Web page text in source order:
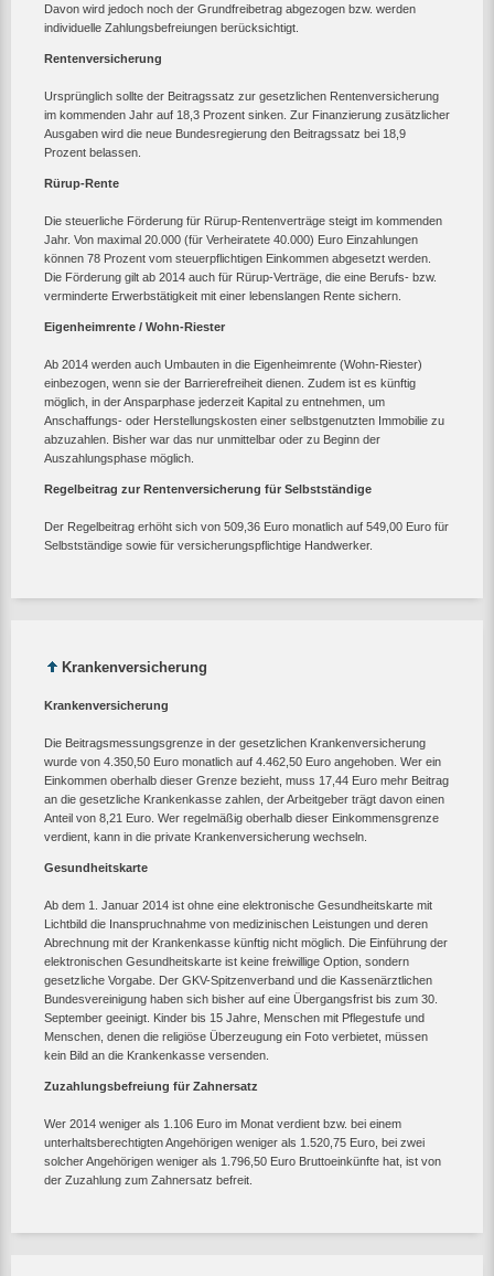
Davon wird jedoch noch der Grundfreibetrag abgezogen bzw. werden
individuelle Zahlungsbefreiungen berücksichtigt.
Rentenversicherung
Ursprünglich sollte der Beitragssatz zur gesetzlichen Rentenversicherung
im kommenden Jahr auf 18,3 Prozent sinken. Zur Finanzierung zusätzlicher
Ausgaben wird die neue Bundesregierung den Beitragssatz bei 18,9
Prozent belassen.
Rürup-Rente
Die steuerliche Förderung für Rürup-Rentenverträge steigt im kommenden
Jahr. Von maximal 20.000 (für Verheiratete 40.000) Euro Einzahlungen
können 78 Prozent vom steuerpflichtigen Einkommen abgesetzt werden.
Die Förderung gilt ab 2014 auch für Rürup-Verträge, die eine Berufs- bzw.
verminderte Erwerbstätigkeit mit einer lebenslangen Rente sichern.
Eigenheimrente / Wohn-Riester
Ab 2014 werden auch Umbauten in die Eigenheimrente (Wohn-Riester)
einbezogen, wenn sie der Barrierefreiheit dienen. Zudem ist es künftig
möglich, in der Ansparphase jederzeit Kapital zu entnehmen, um
Anschaffungs- oder Herstellungskosten einer selbstgenutzten Immobilie zu
abzuzahlen. Bisher war das nur unmittelbar oder zu Beginn der
Auszahlungsphase möglich.
Regelbeitrag zur Rentenversicherung für Selbstständige
Der Regelbeitrag erhöht sich von 509,36 Euro monatlich auf 549,00 Euro für
Selbstständige sowie für versicherungspflichtige Handwerker.
Krankenversicherung
Krankenversicherung
Die Beitragsmessungsgrenze in der gesetzlichen Krankenversicherung
wurde von 4.350,50 Euro monatlich auf 4.462,50 Euro angehoben. Wer ein
Einkommen oberhalb dieser Grenze bezieht, muss 17,44 Euro mehr Beitrag
an die gesetzliche Krankenkasse zahlen, der Arbeitgeber trägt davon einen
Anteil von 8,21 Euro. Wer regelmäßig oberhalb dieser Einkommensgrenze
verdient, kann in die private Krankenversicherung wechseln.
Gesundheitskarte
Ab dem 1. Januar 2014 ist ohne eine elektronische Gesundheitskarte mit
Lichtbild die Inanspruchnahme von medizinischen Leistungen und deren
Abrechnung mit der Krankenkasse künftig nicht möglich. Die Einführung der
elektronischen Gesundheitskarte ist keine freiwillige Option, sondern
gesetzliche Vorgabe. Der GKV-Spitzenverband und die Kassenärztlichen
Bundesvereinigung haben sich bisher auf eine Übergangsfrist bis zum 30.
September geeinigt. Kinder bis 15 Jahre, Menschen mit Pflegestufe und
Menschen, denen die religiöse Überzeugung ein Foto verbietet, müssen
kein Bild an die Krankenkasse versenden.
Zuzahlungsbefreiung für Zahnersatz
Wer 2014 weniger als 1.106 Euro im Monat verdient bzw. bei einem
unterhaltsberechtigten Angehörigen weniger als 1.520,75 Euro, bei zwei
solcher Angehörigen weniger als 1.796,50 Euro Bruttoeinkünfte hat, ist von
der Zuzahlung zum Zahnersatz befreit.